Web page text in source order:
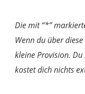
Die mit “*”
Wenn du über
kleine Provision.
kostet dich nichts